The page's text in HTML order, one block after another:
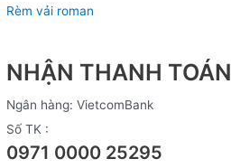
Rèm vải roman
NHẬN THANH TOÁN
Ngân hàng: VietcomBank
Số TK :
0971 0000 25295